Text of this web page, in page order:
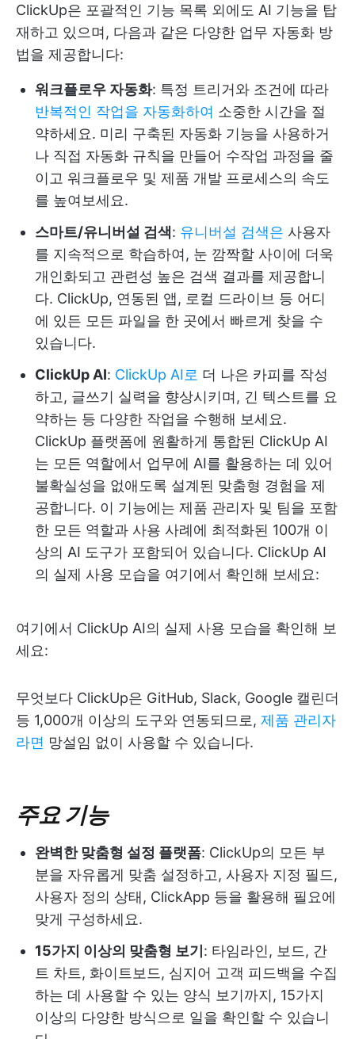
ClickUp은 포괄적인 기능 목록 외에도 AI 기능을 탑
재하고 있으며, 다음과 같은 다양한 업무 자동화 방
법을 제공합니다:
워크플로우 자동화: 특정 트리거와 조건에 따라
반복적인 작업을 자동화하여 소중한 시간을 절
약하세요. 미리 구축된 자동화 기능을 사용하거
나 직접 자동화 규칙을 만들어 수작업 과정을 줄
이고 워크플로우 및 제품 개발 프로세스의 속도
를 높여보세요.
스마트/유니버설 검색: 유니버설 검색은 사용자
를 지속적으로 학습하여, 눈 깜짝할 사이에 더욱
개인화되고 관련성 높은 검색 결과를 제공합니
다. ClickUp, 연동된 앱, 로컬 드라이브 등 어디
에 있든 모든 파일을 한 곳에서 빠르게 찾을 수
있습니다.
ClickUp AI: ClickUp AI로 더 나은 카피를 작성
하고, 글쓰기 실력을 향상시키며, 긴 텍스트를 요
약하는 등 다양한 작업을 수행해 보세요.
ClickUp 플랫폼에 원활하게 통합된 ClickUp AI
는 모든 역할에서 업무에 AI를 활용하는 데 있어
불확실성을 없애도록 설계된 맞춤형 경험을 제
공합니다. 이 기능에는 제품 관리자 및 팀을 포함
한 모든 역할과 사용 사례에 최적화된 100개 이
상의 AI 도구가 포함되어 있습니다. ClickUp AI
의 실제 사용 모습을 여기에서 확인해 보세요:
여기에서 ClickUp AI의 실제 사용 모습을 확인해 보
세요:
무엇보다 ClickUp은 GitHub, Slack, Google 캘린더
등 1,000개 이상의 도구와 연동되므로, 제품 관리자
라면 망설임 없이 사용할 수 있습니다.
주요 기능
완벽한 맞춤형 설정 플랫폼: ClickUp의 모든 부
분을 자유롭게 맞춤 설정하고, 사용자 지정 필드,
사용자 정의 상태, ClickApp 등을 활용해 필요에
맞게 구성하세요.
15가지 이상의 맞춤형 보기: 타임라인, 보드, 간
트 차트, 화이트보드, 심지어 고객 피드백을 수집
하는 데 사용할 수 있는 양식 보기까지, 15가지
이상의 다양한 방식으로 일을 확인할 수 있습니